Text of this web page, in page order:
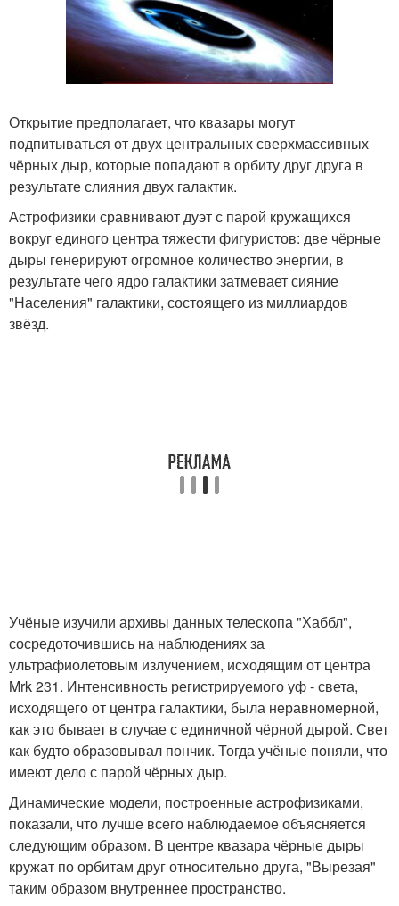
Открытие предполагает, что квазары могут
подпитываться от двух центральных сверхмассивных
чёрных дыр, которые попадают в орбиту друг друга в
результате слияния двух галактик.
Астрофизики сравнивают дуэт с парой кружащихся
вокруг единого центра тяжести фигуристов: две чёрные
дыры генерируют огромное количество энергии, в
результате чего ядро галактики затмевает сияние
"Населения" галактики, состоящего из миллиардов
звёзд.
Учёные изучили архивы данных телескопа "Хаббл",
сосредоточившись на наблюдениях за
ультрафиолетовым излучением, исходящим от центра
Mrk 231. Интенсивность регистрируемого уф - света,
исходящего от центра галактики, была неравномерной,
как это бывает в случае с единичной чёрной дырой. Свет
как будто образовывал пончик. Тогда учёные поняли, что
имеют дело с парой чёрных дыр.
Динамические модели, построенные астрофизиками,
показали, что лучше всего наблюдаемое объясняется
следующим образом. В центре квазара чёрные дыры
кружат по орбитам друг относительно друга, "Вырезая"
таким образом внутреннее пространство.